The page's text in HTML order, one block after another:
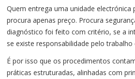
Quem entrega uma unidade electrónica
procura apenas preço. Procura
diagnóstico foi feito com critério, se a
se existe responsabilidade pelo trabalho
É por isso que os procedimentos
práticas estruturadas, alinhadas com